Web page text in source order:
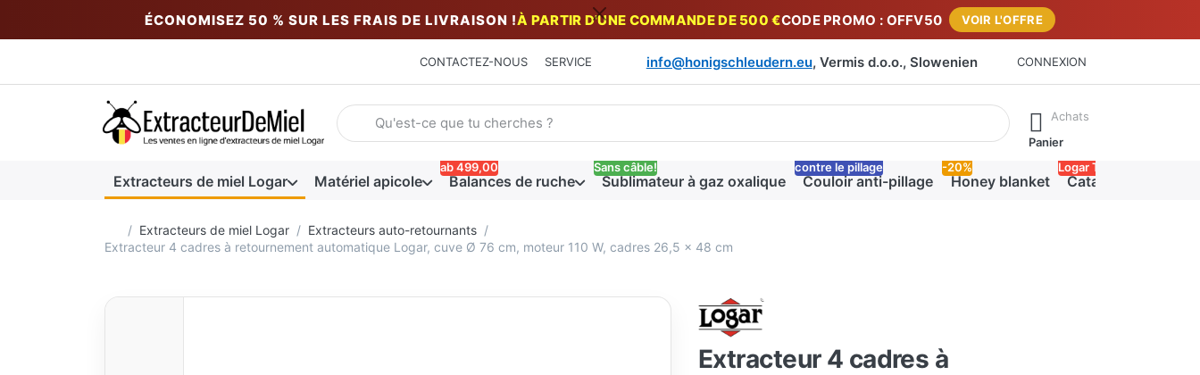
ÉCONOMISEZ 50 % SUR LES FRAIS DE LIVRAISON !À PARTIR D'UNE COMMANDE DE 500 €CODE PROMO : OFFV50 VOIR L'OFFRE
CONTACTEZ-NOUS SERVICE info@honigschleudern.eu, Vermis d.o.o., Slowenien CONNEXION
Saisissez un terme de recherche. Pendant que vous tapez, les premiers résultats apparaissent automatiquement. Appuie sur la touche
Achats
Panier
Extracteurs de miel Logar Matériel apicole Balances de ruche
ab 499,00
Sublimateur à gaz oxalique
Sans câble!
Couloir anti-pillage
contre le pillage
Honey blanket
-20%
Catalogue PDF
Logar Trade
Accueil
Extracteurs de miel Logar
Extracteurs auto-retournants
Extracteur 4 cadres à retournement automatique Logar, cuve Ø 76 cm, moteur 110 W, cadres 26,5 x 48 cm
Extracteur 4 cadres à